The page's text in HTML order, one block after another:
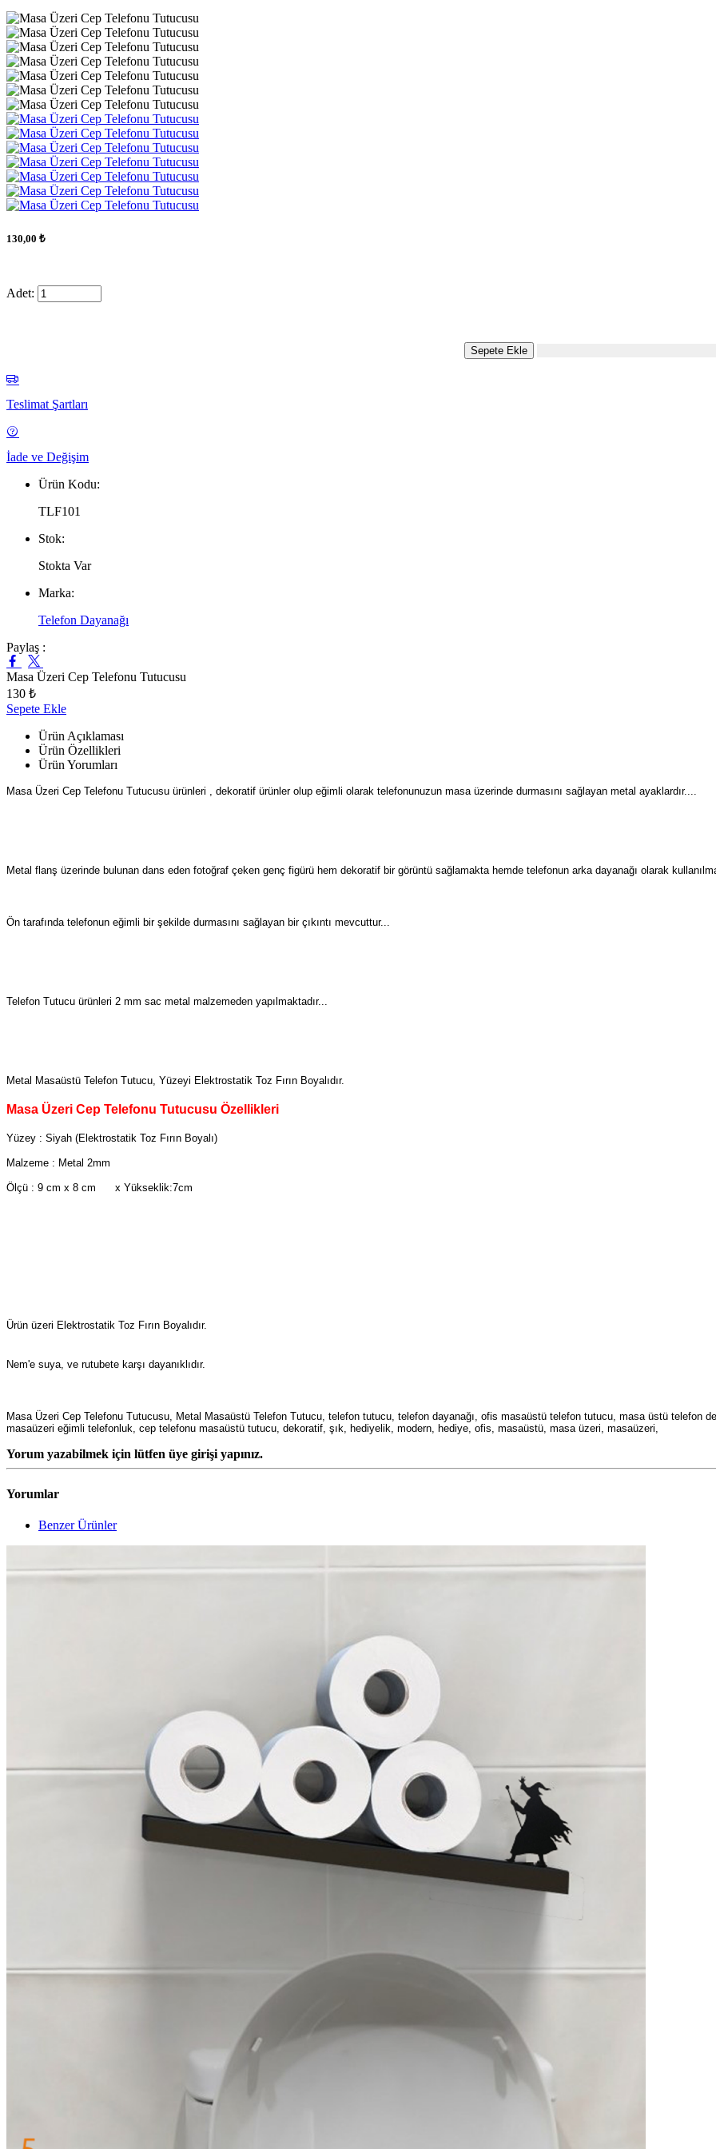
130,00 ₺
Adet:
Sepete Ekle
Teslimat Şartları
İade ve Değişim
Ürün Kodu:
TLF101
Stok:
Stokta Var
Marka:
Telefon Dayanağı
Paylaş :
Masa Üzeri Cep Telefonu Tutucusu
130 ₺
Sepete Ekle
Ürün Açıklaması
Ürün Özellikleri
Ürün Yorumları
Masa Üzeri Cep Telefonu Tutucusu ürünleri , dekoratif ürünler olup eğimli olarak telefonunuzun masa üzerinde durmasını sağlayan metal ayaklardır....
Metal flanş üzerinde bulunan dans eden fotoğraf çeken genç figürü hem dekoratif bir görüntü sağlamakta hemde telefonun arka dayanağı olarak
Ön tarafında telefonun eğimli bir şekilde durmasını sağlayan bir çıkıntı mevcuttur...
Telefon Tutucu ürünleri 2 mm sac metal malzemeden yapılmaktadır...
Metal Masaüstü Telefon Tutucu, Yüzeyi Elektrostatik Toz Fırın Boyalıdır.
Masa Üzeri Cep Telefonu Tutucusu Özellikleri
Yüzey : Siyah (Elektrostatik Toz Fırın Boyalı)
Malzeme : Metal 2mm
Ölçü : 9 cm x 8 cm x Yükseklik:7cm
Ürün üzeri Elektrostatik Toz Fırın Boyalıdır.
Nem'e suya, ve rutubete karşı dayanıklıdır.
Masa Üzeri Cep Telefonu Tutucusu, Metal Masaüstü Telefon Tutucu, telefon tutucu, telefon dayanağı, ofis masaüstü telefon tutucu, masa üstü telefon
masaüzeri eğimli telefonluk, cep telefonu masaüstü tutucu, dekoratif, şık, hediyelik, modern, hediye, ofis, masaüstü, masa üzeri, masaüzeri,
Yorum yazabilmek için lütfen üye girişi yapınız.
Yorumlar
Benzer Ürünler